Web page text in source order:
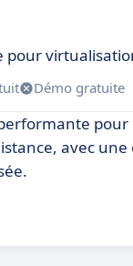
pour
Démo gratuite
pour
avec